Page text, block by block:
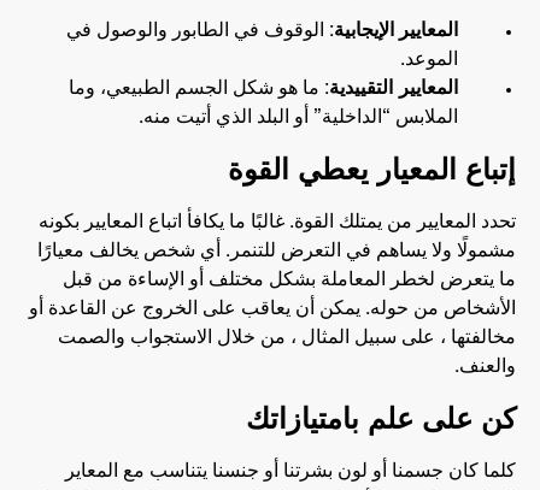
المعايير الإيجابية: الوقوف في الطابور والوصول في
الموعد.
المعايير التقييدية: ما هو شكل الجسم الطبيعي، وما
الملابس “الداخلية” أو البلد الذي أتيت منه.
إتباع المعيار يعطي القوة
تحدد المعايير من يمتلك القوة. غالبًا ما يكافأ اتباع المعايير بكونه
مشمولًا ولا يساهم في التعرض للتنمر. أي شخص يخالف معيارًا
ما يتعرض لخطر المعاملة بشكل مختلف أو الإساءة من قبل
الأشخاص من حوله. يمكن أن يعاقب على الخروج عن القاعدة أو
مخالفتها ، على سبيل المثال ، من خلال الاستجواب والصمت
والعنف.
كن على علم بامتيازاتك
كلما كان جسمنا أو لون بشرتنا أو جنسنا يتناسب مع المعاير